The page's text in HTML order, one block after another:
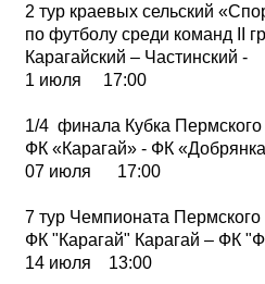
2 тур краевых сельский
по футболу среди команд II
Карагайский – Частинский -
1 июля 17:00
1/4 финала Кубка Пермского
ФК «Карагай» - ФК
07 июля 17:00
7 тур Чемпионата
ФК "Карагай" Карагай – ФК
14 июля 13:00